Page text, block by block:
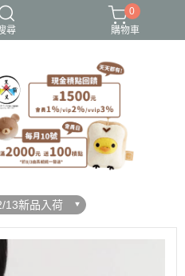
尋
傷馬戲團
拉拉熊
0
購物車
13新品入荷